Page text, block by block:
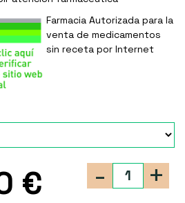
Farmacia Autorizada para la
venta de medicamentos
sin receta por Internet
€ +
-